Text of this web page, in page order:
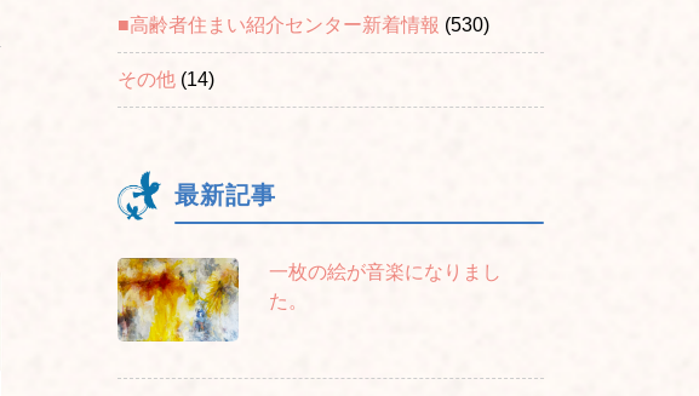
■高齢者住まい紹介センター新着情報 (530)
その他 (14)
最新記事
一枚の絵が音楽になりまし
た。